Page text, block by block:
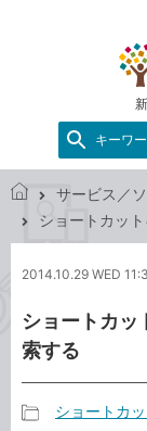
キーワ
ネ
ト
サービス／
ショートカッ
2014.10.29 WED
ショートカッ
索する
ショートカ